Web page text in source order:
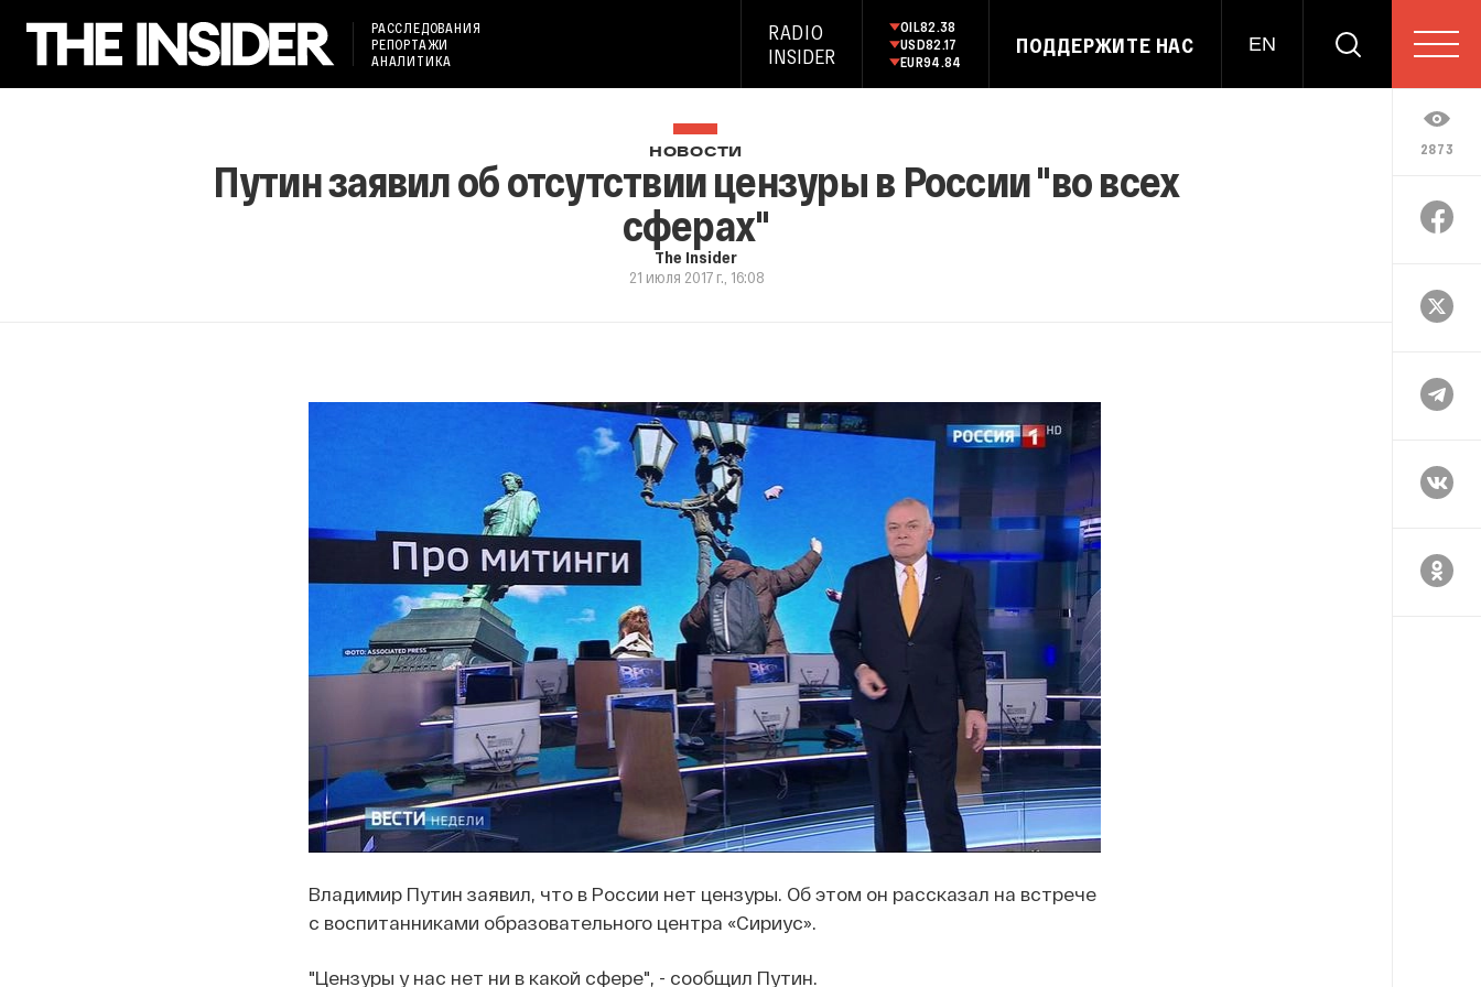
РАССЛЕДОВАНИЯ
РЕПОРТАЖИ
АНАЛИТИКА
RADIO
INSIDER
OIL82.38
USD82.17
EUR94.84
ПОДДЕРЖИТЕ НАС EN
2873
НОВОСТИ
Путин заявил об отсутствии цензуры в России "во всех
сферах"
The Insider
21 июля 2017 г., 16:08
Владимир Путин заявил, что в России нет цензуры. Об этом он рассказал на встрече
с воспитанниками образовательного центра «Сириус».
"Цензуры у нас нет ни в какой сфере", - сообщил Путин.